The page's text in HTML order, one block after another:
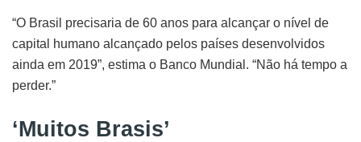
“O Brasil precisaria de 60 anos para alcançar o nível de
capital humano alcançado pelos países desenvolvidos
ainda em 2019”, estima o Banco Mundial. “Não há tempo a
perder.”
‘Muitos Brasis’